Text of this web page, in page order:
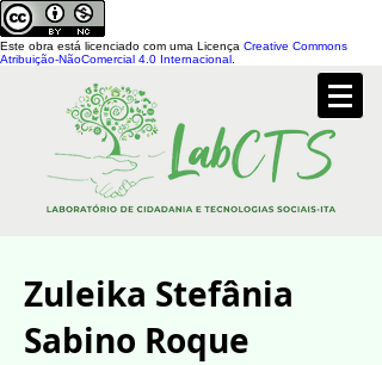
Este obra está licenciado com uma Licença Creative Commons
Atribuição-NãoComercial 4.0 Internacional
Zuleika Stefânia
Sabino Roque